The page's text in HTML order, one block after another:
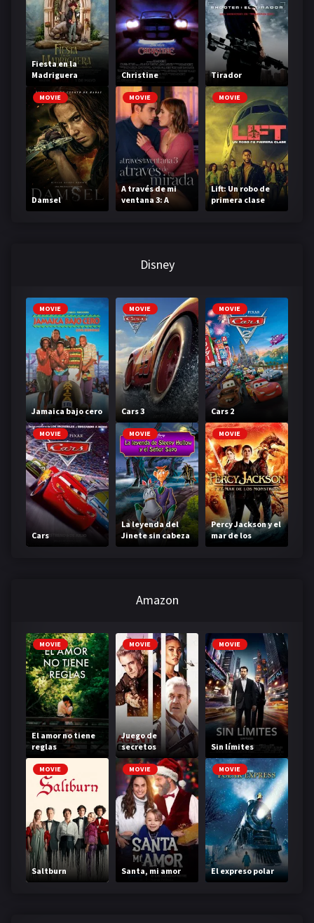
Fiesta en la
Madriguera
Christine Tirador
MOVIE
Damsel
MOVIE
A través de mi
ventana 3: A
través de tu
MOVIE
Lift: Un robo de
primera clase
Disney
MOVIE
Jamaica bajo cero
MOVIE
Cars 3
MOVIE
Cars 2
MOVIE
Cars
MOVIE
La leyenda del
Jinete sin cabeza
MOVIE
Percy Jackson y el
mar de los
monstruos
Amazon
MOVIE
El amor no tiene
reglas
MOVIE
Juego de
secretos
MOVIE
Sin límites
MOVIE
Saltburn
MOVIE
Santa, mi amor
MOVIE
El expreso polar